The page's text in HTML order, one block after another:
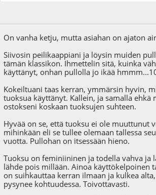
On vanha ketju, mutta asiahan on ajaton
Siivosin peilikaappiani ja löysin muiden
tämän klassikon. Ihmettelin sitä, kuinka
käyttänyt, onhan pullolla jo ikää
Kokeiltuani taas kerran, ymmärsin hyvin,
tuoksua käyttänyt. Kallein, ja samalla ehkä
ostokseni koskaan tuoksujen suhteen.
Hyvää on se, että tuoksu ei ole muuttunut
mihinkään eli se tullee olemaan tallessa
vuotta. Pullohan on itsessään hieno.
Tuoksu on feminiininen ja todella vahva ja
lähde pois millään. Ainoa käyttökelpoinen
on suihkauttaa kerran ilmaan ja kulkea
pysynee kohtuudessa. Toivottavasti.